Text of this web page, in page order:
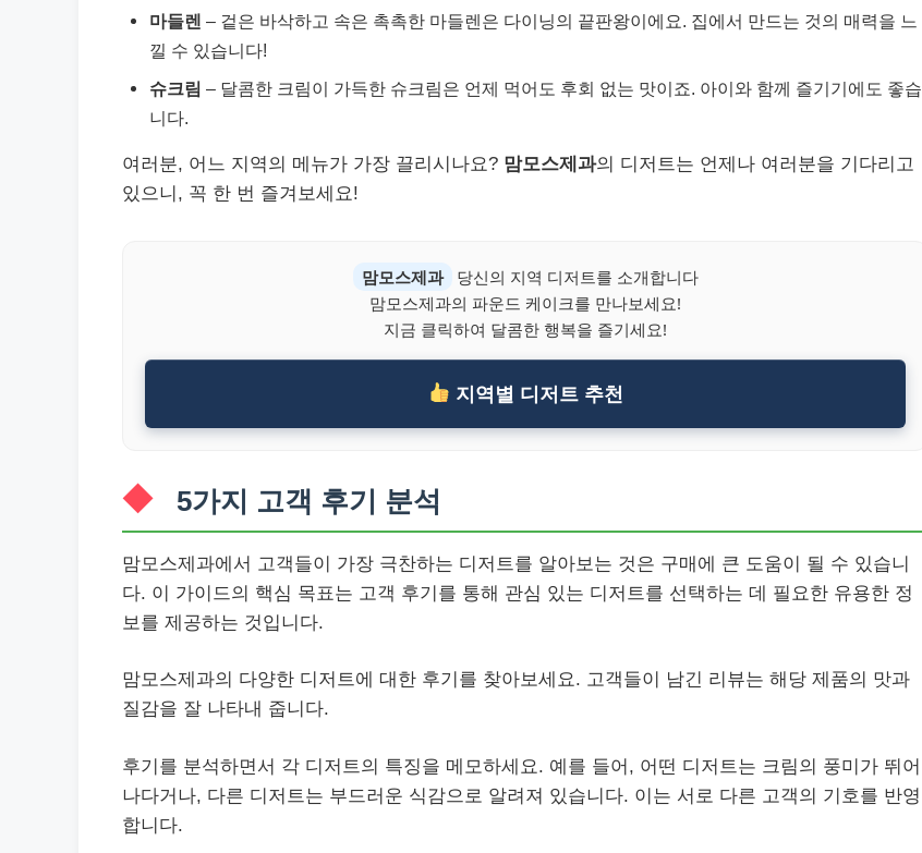
마들렌 – 겉은 바삭하고 속은 촉촉한 마들렌은 다이닝의 끝판왕이에요. 집에서 만드는 것의 매력을 느
낄 수 있습니다!
슈크림 – 달콤한 크림이 가득한 슈크림은 언제 먹어도 후회 없는 맛이죠. 아이와 함께 즐기기에도 좋습
니다.
여러분, 어느 지역의 메뉴가 가장 끌리시나요? 맘모스제과의 디저트는 언제나 여러분을 기다리고
있으니, 꼭 한 번 즐겨보세요!
맘모스제과
당신의 지역 디저트를 소개합니다
맘모스제과의 파운드 케이크를 만나보세요!
지금 클릭하여 달콤한 행복을 즐기세요!
지역별 디저트 추천
5가지 고객 후기 분석
맘모스제과에서 고객들이 가장 극찬하는 디저트를 알아보는 것은 구매에 큰 도움이 될 수 있습니
다. 이 가이드의 핵심 목표는 고객 후기를 통해 관심 있는 디저트를 선택하는 데 필요한 유용한 정
보를 제공하는 것입니다.
맘모스제과의 다양한 디저트에 대한 후기를 찾아보세요. 고객들이 남긴 리뷰는 해당 제품의 맛과
질감을 잘 나타내 줍니다.
후기를 분석하면서 각 디저트의 특징을 메모하세요. 예를 들어, 어떤 디저트는 크림의 풍미가 뛰어
나다거나, 다른 디저트는 부드러운 식감으로 알려져 있습니다. 이는 서로 다른 고객의 기호를 반영
합니다.